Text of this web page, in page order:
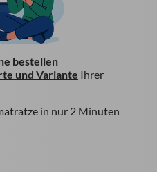
bestellen
und Variante Ihrer
in nur 2 Minuten